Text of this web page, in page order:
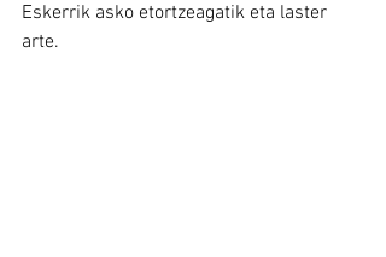
Eskerrik asko etortzeagatik eta laster
arte.